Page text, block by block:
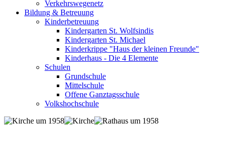
Verkehrswegenetz
Bildung & Betreuung
Kinderbetreuung
Kindergarten St. Wolfsindis
Kindergarten St. Michael
Kinderkrippe "Haus der kleinen Freunde"
Kinderhaus - Die 4 Elemente
Schulen
Grundschule
Mittelschule
Offene Ganztagsschule
Volkshochschule